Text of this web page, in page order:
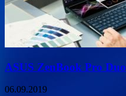
ASUS ZenBook Pro Duo
06.09.2019